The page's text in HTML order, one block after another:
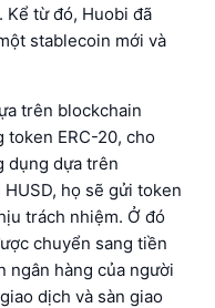
Kể từ đó, Huobi đã
stablecoin mới và
trên blockchain
token ERC-20, cho
dụng dựa trên
họ sẽ gửi token
trách nhiệm. Ở đó
chuyển sang tiền
ngân hàng của người
dịch và sàn giao